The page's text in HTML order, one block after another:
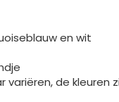
en wit
de kleuren